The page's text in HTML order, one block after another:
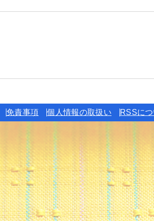
免責事項 個人情報の取扱い RSSに